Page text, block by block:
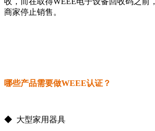
商家停止销售。
哪些产品需要做WEEE认证？
◆ 大型家用器具